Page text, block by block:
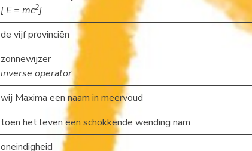
[ E = mc2]
de vijf provinciën
zonnewijzer
inverse operator
wij Maxima een naam in meervoud
toen het leven een schokkende wending nam
oneindigheid